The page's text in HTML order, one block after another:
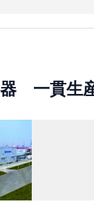
一貫生